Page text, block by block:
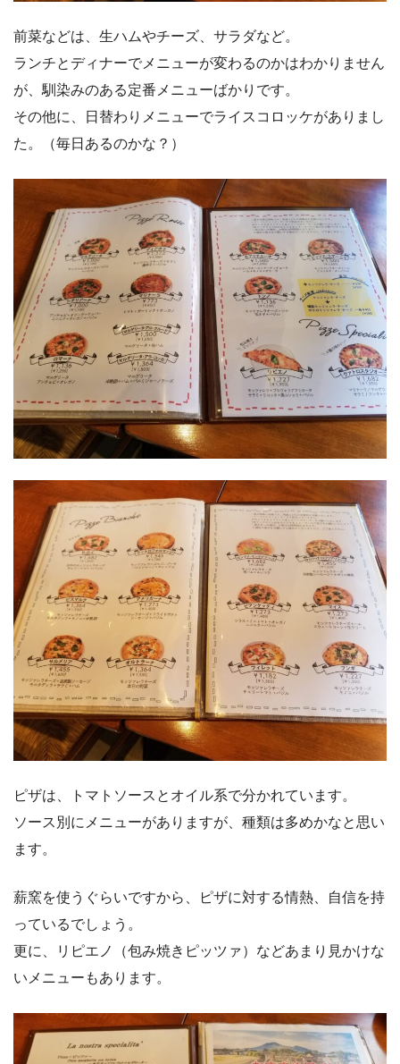
前菜などは、生ハムやチーズ、サラダなど。
ランチとディナーでメニューが変わるのかはわかりません
が、馴染みのある定番メニューばかりです。
その他に、日替わりメニューでライスコロッケがありまし
た。（毎日あるのかな？）
ピザは、トマトソースとオイル系で分かれています。
ソース別にメニューがありますが、種類は多めかなと思い
ます。
薪窯を使うぐらいですから、ピザに対する情熱、自信を持
っているでしょう。
更に、リピエノ（包み焼きピッツァ）などあまり見かけな
いメニューもあります。